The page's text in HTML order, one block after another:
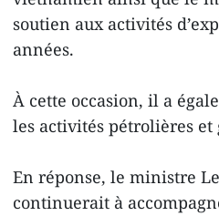
soutien aux activités
années.
À cette occasion, il a
les activités pétrolières
En réponse, le ministre
continuerait à